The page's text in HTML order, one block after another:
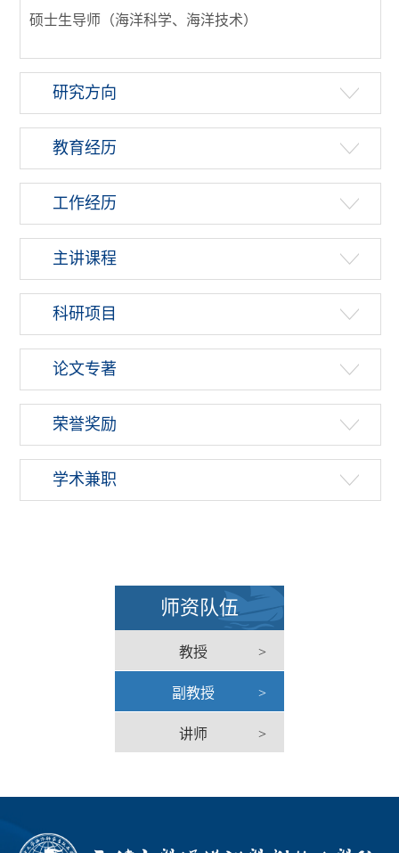
硕士生导师（海洋科学、海洋技术）
研究方向
教育经历
工作经历
主讲课程
科研项目
论文专著
荣誉奖励
学术兼职
师资队伍
教授 >
副教授 >
讲师 >